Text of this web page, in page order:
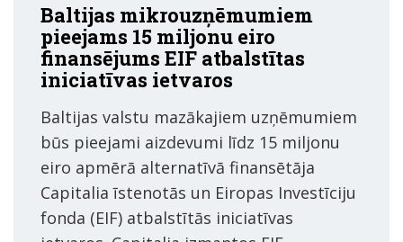
Baltijas mikrouzņēmumiem
pieejams 15 miljonu eiro
finansējums EIF atbalstītas
iniciatīvas ietvaros
Baltijas valstu mazākajiem uzņēmumiem
būs pieejami aizdevumi līdz 15 miljonu
eiro apmērā alternatīvā finansētāja
Capitalia īstenotās un Eiropas Investīciju
fonda (EIF) atbalstītās iniciatīvas